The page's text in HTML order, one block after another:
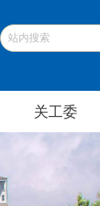
关工委